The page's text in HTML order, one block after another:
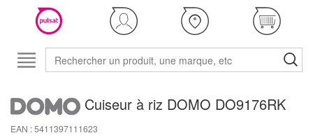
Cuiseur à riz DOMO DO9176RK
EAN : 5411397111623